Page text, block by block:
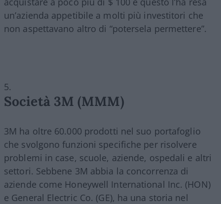
un’azienda appetibile a molti più investitori che
non aspettavano altro di “potersela permettere”.
Società 3M (MMM)
3M ha oltre 60.000 prodotti nel suo portafoglio
che svolgono funzioni specifiche per risolvere
problemi in case, scuole, aziende, ospedali e altri
settori. Sebbene 3M abbia la concorrenza di
aziende come Honeywell International Inc. (HON)
e General Electric Co. (GE), ha una storia nel